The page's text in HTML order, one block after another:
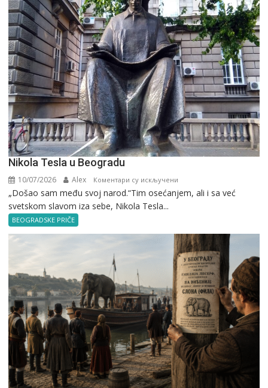
Nikola Tesla u Beogradu
10/07/2026 Alex Коментари су искључени
Nikola
Beogradu
„Došao sam među svoj narod.“Tim osećanjem, ali i sa već
svetskom slavom iza sebe, Nikola Tesla...
BEOGRADSKE PRIČE